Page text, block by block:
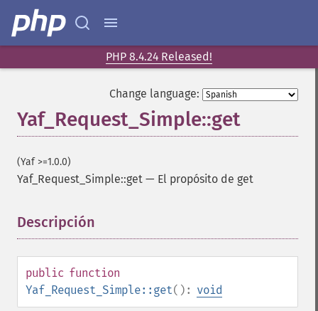
PHP 8.4.24 Released!
Change language:
Yaf_Request_Simple::get
(Yaf >=1.0.0)
Yaf_Request_Simple::get — El propósito de get
Descripción
public function
Yaf_Request_Simple::get(): void